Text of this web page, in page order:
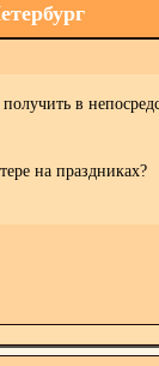
в
на праздниках?